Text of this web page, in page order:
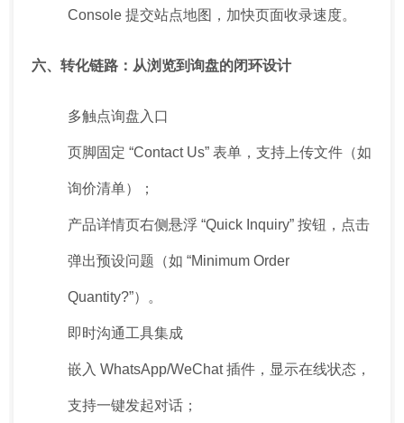
Console 提交站点地图，加快页面收录速度。
六、转化链路：从浏览到询盘的闭环设计
多触点询盘入口
页脚固定 “Contact Us” 表单，支持上传文件（如
询价清单）；
产品详情页右侧悬浮 “Quick Inquiry” 按钮，点击
弹出预设问题（如 “Minimum Order
Quantity?”）。
即时沟通工具集成
嵌入 WhatsApp/WeChat 插件，显示在线状态，
支持一键发起对话；